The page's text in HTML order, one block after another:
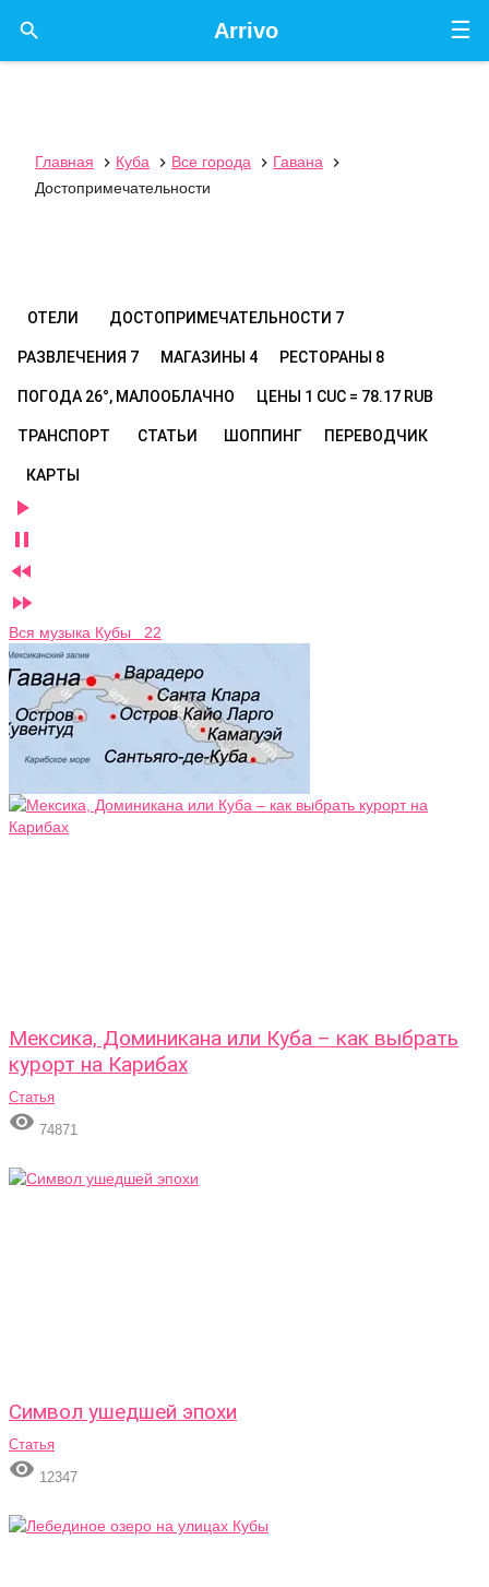
☰
Arrivo

Главная  Куба  Все города  Гавана

Достопримечательности
ОТЕЛИ ДОСТОПРИМЕЧАТЕЛЬНОСТИ 7
РАЗВЛЕЧЕНИЯ 7 МАГАЗИНЫ 4 РЕСТОРАНЫ 8
ПОГОДА 26°, МАЛООБЛАЧНО ЦЕНЫ 1 CUC = 78.17 RUB
ТРАНСПОРТ СТАТЬИ ШОППИНГ ПЕРЕВОДЧИК
КАРТЫ




Вся музыка Кубы 22
Мексика, Доминикана или Куба – как выбрать
курорт на Карибах
Статья
 74871
Символ ушедшей эпохи
Статья
 12347